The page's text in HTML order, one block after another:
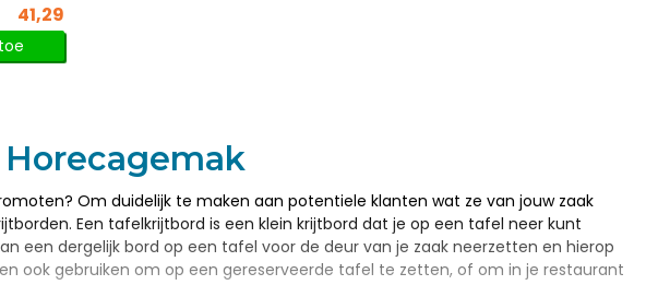
41,29
Om duidelijk te maken aan potentiele klanten wat ze van jouw zaak
Een tafelkrijtbord is een klein krijtbord dat je op een tafel neer kunt
een dergelijk bord op een tafel voor de deur van je zaak neerzetten en hierop
ook gebruiken om op een gereserveerde tafel te zetten, of om in je restaurant